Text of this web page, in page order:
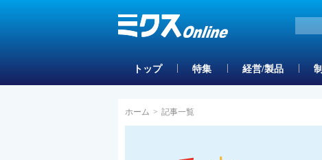
トップ 特集 経営/製品
ホーム > 記事一覧